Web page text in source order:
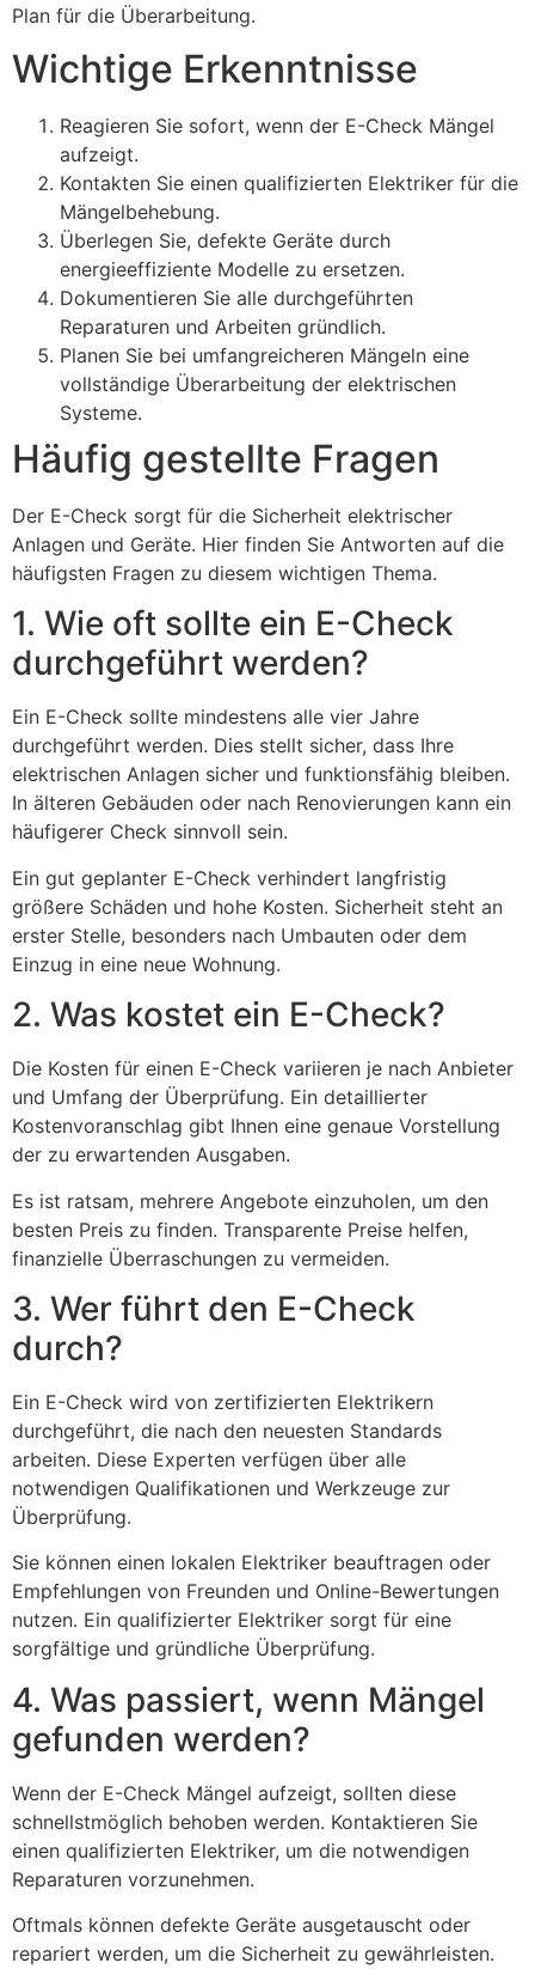
Plan für die Überarbeitung.
Wichtige Erkenntnisse
Reagieren Sie sofort, wenn der E-Check Mängel
aufzeigt.
Kontakten Sie einen qualifizierten Elektriker für die
Mängelbehebung.
Überlegen Sie, defekte Geräte durch
energieeffiziente Modelle zu ersetzen.
Dokumentieren Sie alle durchgeführten
Reparaturen und Arbeiten gründlich.
Planen Sie bei umfangreicheren Mängeln eine
vollständige Überarbeitung der elektrischen
Systeme.
Häufig gestellte Fragen
Der E-Check sorgt für die Sicherheit elektrischer
Anlagen und Geräte. Hier finden Sie Antworten auf die
häufigsten Fragen zu diesem wichtigen Thema.
1. Wie oft sollte ein E-Check
durchgeführt werden?
Ein E-Check sollte mindestens alle vier Jahre
durchgeführt werden. Dies stellt sicher, dass Ihre
elektrischen Anlagen sicher und funktionsfähig bleiben.
In älteren Gebäuden oder nach Renovierungen kann ein
häufigerer Check sinnvoll sein.
Ein gut geplanter E-Check verhindert langfristig
größere Schäden und hohe Kosten. Sicherheit steht an
erster Stelle, besonders nach Umbauten oder dem
Einzug in eine neue Wohnung.
2. Was kostet ein E-Check?
Die Kosten für einen E-Check variieren je nach Anbieter
und Umfang der Überprüfung. Ein detaillierter
Kostenvoranschlag gibt Ihnen eine genaue Vorstellung
der zu erwartenden Ausgaben.
Es ist ratsam, mehrere Angebote einzuholen, um den
besten Preis zu finden. Transparente Preise helfen,
finanzielle Überraschungen zu vermeiden.
3. Wer führt den E-Check
durch?
Ein E-Check wird von zertifizierten Elektrikern
durchgeführt, die nach den neuesten Standards
arbeiten. Diese Experten verfügen über alle
notwendigen Qualifikationen und Werkzeuge zur
Überprüfung.
Sie können einen lokalen Elektriker beauftragen oder
Empfehlungen von Freunden und Online-Bewertungen
nutzen. Ein qualifizierter Elektriker sorgt für eine
sorgfältige und gründliche Überprüfung.
4. Was passiert, wenn Mängel
gefunden werden?
Wenn der E-Check Mängel aufzeigt, sollten diese
schnellstmöglich behoben werden. Kontaktieren Sie
einen qualifizierten Elektriker, um die notwendigen
Reparaturen vorzunehmen.
Oftmals können defekte Geräte ausgetauscht oder
repariert werden, um die Sicherheit zu gewährleisten.